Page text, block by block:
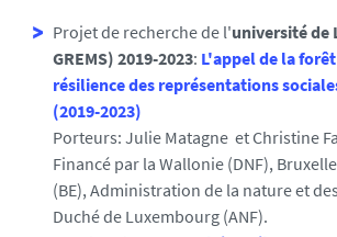
Projet de recherche de l'université de
GREMS) 2019-2023: L'appel de la
résilience des représentations
(2019-2023)
Porteurs: Julie Matagne et Christine
Financé par la Wallonie (DNF),
(BE), Administration de la nature et
Duché de Luxembourg (ANF).